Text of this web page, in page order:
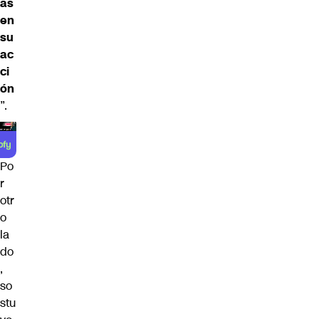
en
su
ac
ci
ón
”.
Po
r
otr
o
la
do
,
so
stu